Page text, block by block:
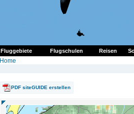
Fluggebiete Flugschulen Reisen
Home
PDF siteGUIDE erstellen